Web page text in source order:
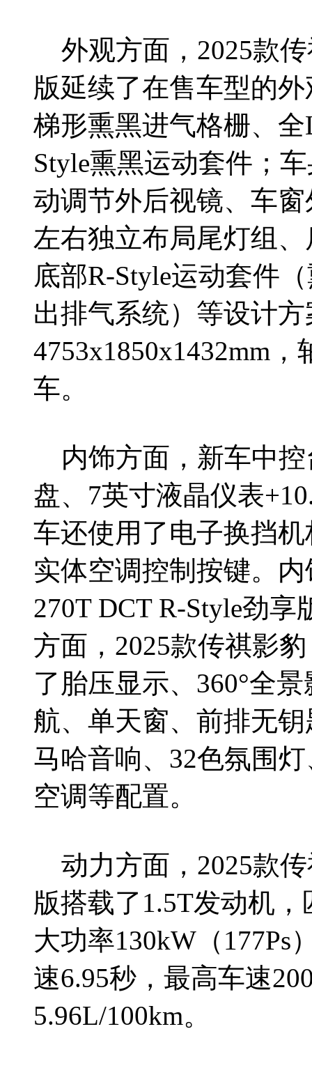
外观方面，2025款传
版延续了在售车型的
梯形熏黑进气格栅、
Style熏黑运动套件；
动调节外后视镜、车
左右独立布局尾灯组
底部R-Style运动套件
出排气系统）等设计
4753x1850x1432mm
车。
内饰方面，新车中控
盘、7英寸液晶仪表
车还使用了电子换挡
实体空调控制按键。
270T DCT R-Style劲
方面，2025款传祺影
了胎压显示、360°全
航、单天窗、前排无
马哈音响、32色氛围
空调等配置。
动力方面，2025款传
版搭载了1.5T发动机
大功率130kW（177Ps
速6.95秒，最高车速
5.96L/100km。